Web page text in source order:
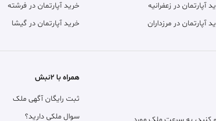
آپارتمان در زعفرانیه
آپارتمان در مرزداران
خرید آپارتمان در فرشته
خرید آپارتمان در گیشا
همراه با ۲نبش
ثبت رایگان آگهی ملک
سوال ملکی دارید؟